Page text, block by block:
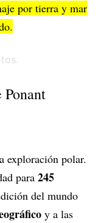
por tierra y mar
exploración polar.
para 245
del mundo
y a las